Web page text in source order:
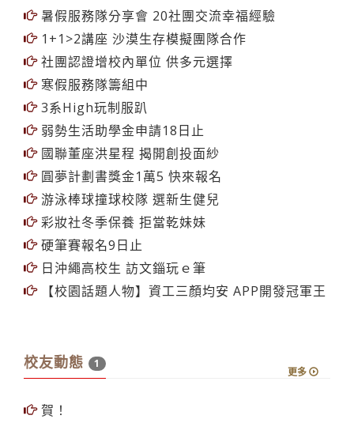
暑假服務隊分享會 20社團交流幸福經驗
1+1>2講座 沙漠生存模擬團隊合作
社團認證增校內單位 供多元選擇
寒假服務隊籌組中
3系High玩制服趴
弱勢生活助學金申請18日止
國聯董座洪星程 揭開創投面紗
圓夢計劃書獎金1萬5 快來報名
游泳棒球撞球校隊 選新生健兒
彩妝社冬季保養 拒當乾妹妹
硬筆賽報名9日止
日沖繩高校生 訪文錙玩ｅ筆
【校園話題人物】資工三顏均安 APP開發冠軍王
校友動態 1
更多
賀！